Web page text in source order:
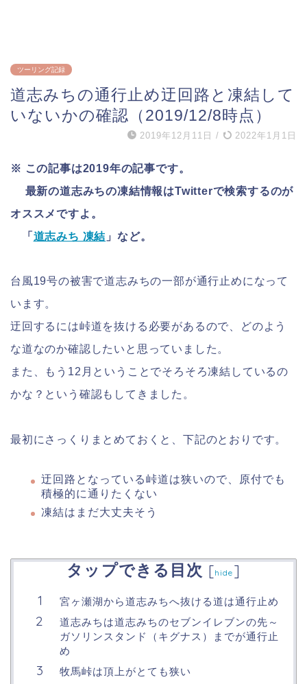
ツーリング記録
道志みちの通行止め迂回路と凍結して
いないかの確認（2019/12/8時点）
2019年12月11日 / 2022年1月1日
※ この記事は2019年の記事です。
最新の道志みちの凍結情報はTwitterで検索するのが
オススメですよ。
「 道志みち 凍結 」など。
台風19号の被害で道志みちの一部が通行止めになって
います。
迂回するには峠道を抜ける必要があるので、どのよう
な道なのか確認したいと思っていました。
また、もう12月ということでそろそろ凍結しているの
かな？という確認もしてきました。
最初にさっくりまとめておくと、下記のとおりです。
迂回路となっている峠道は狭いので、原付でも
積極的に通りたくない
凍結はまだ大丈夫そう
タップできる目次 [hide ]
宮ヶ瀬湖から道志みちへ抜ける道は通行止め
道志みちは道志みちのセブンイレブンの先～
ガソリンスタンド（キグナス）までが通行止
め
牧馬峠は頂上がとても狭い